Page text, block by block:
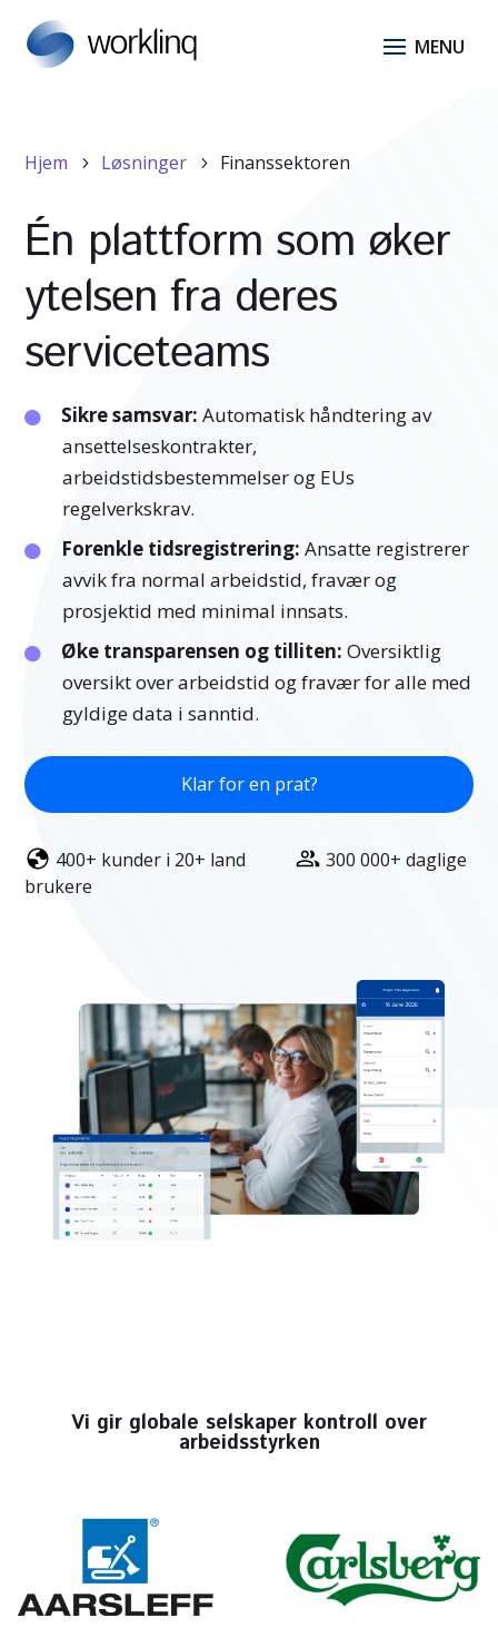
Hjem 5 Løsninger 5 Finanssektoren
Én plattform som øker
ytelsen fra deres
serviceteams
Sikre samsvar:Automatisk håndtering av
ansettelseskontrakter,
arbeidstidsbestemmelser og EUs
regelverkskrav.
Forenkle tidsregistrering:Ansatte registrerer
avvik fra normal arbeidstid, fravær og
prosjektid med minimal innsats.
Øke transparensen og tilliten:Oversiktlig
oversikt over arbeidstid og fravær for alle med
gyldige data i sanntid.
Klar for en prat?
400+ kunder i 20+ land
300 000+ daglige
brukere
Vi gir globale selskaper kontroll over
arbeidsstyrken